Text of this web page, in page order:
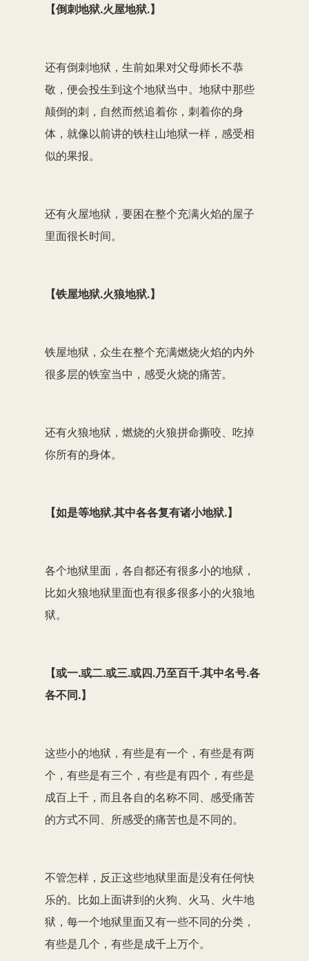
【倒刺地狱.火屋地狱.】
还有倒刺地狱，生前如果对父母师长不恭
敬，便会投生到这个地狱当中。地狱中那些
颠倒的刺，自然而然追着你，刺着你的身
体，就像以前讲的铁柱山地狱一样，感受相
似的果报。
还有火屋地狱，要困在整个充满火焰的屋子
里面很长时间。
【铁屋地狱.火狼地狱.】
铁屋地狱，众生在整个充满燃烧火焰的内外
很多层的铁室当中，感受火烧的痛苦。
还有火狼地狱，燃烧的火狼拼命撕咬、吃掉
你所有的身体。
【如是等地狱.其中各各复有诸小地狱.】
各个地狱里面，各自都还有很多小的地狱，
比如火狼地狱里面也有很多很多小的火狼地
狱。
【或一.或二.或三.或四.乃至百千.其中名号.各
各不同.】
这些小的地狱，有些是有一个，有些是有两
个，有些是有三个，有些是有四个，有些是
成百上千，而且各自的名称不同、感受痛苦
的方式不同、所感受的痛苦也是不同的。
不管怎样，反正这些地狱里面是没有任何快
乐的。比如上面讲到的火狗、火马、火牛地
狱，每一个地狱里面又有一些不同的分类，
有些是几个，有些是成千上万个。